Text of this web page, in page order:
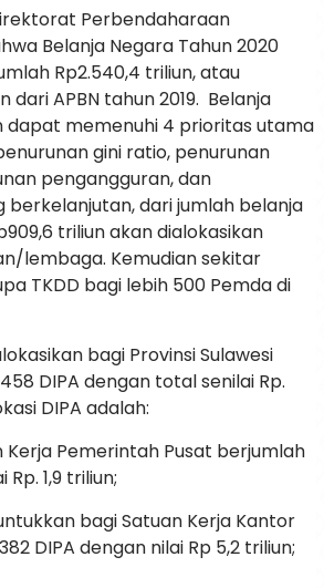
Perbendaharaan
Belanja Negara Tahun 2020
Rp2.540,4 triliun, atau
dari APBN tahun 2019. Belanja
dapat memenuhi 4 prioritas utama
gini ratio, penurunan
pengangguran, dan
dari jumlah belanja
triliun akan dialokasikan
lembaga. Kemudian sekitar
TKDD bagi lebih 500 Pemda di
bagi Provinsi Sulawesi
DIPA dengan total senilai Rp.
DIPA adalah:
Kerja Pemerintah Pusat berjumlah
Rp. 1,9 triliun;
bagi Satuan Kerja Kantor
DIPA dengan nilai Rp 5,2 triliun;